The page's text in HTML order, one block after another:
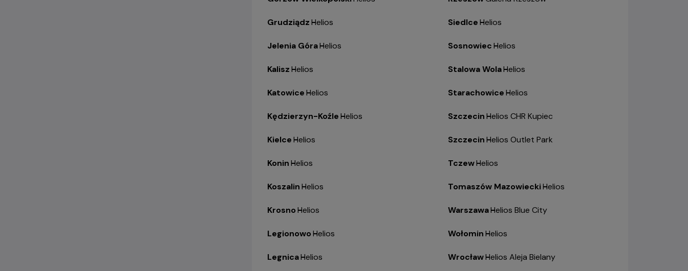
Grudziądz-
Helios
Jelenia Góra-
Helios
Kalisz-
Helios
Katowice-
Helios
Kędzierzyn-Koźle-
Helios
Kielce-
Helios
Konin-
Helios
Koszalin-
Helios
Krosno-
Helios
Legionowo-
Helios
Legnica-
Helios
Siedlce-
Helios
Sosnowiec-
Helios
Stalowa Wola-
Helios
Starachowice-
Helios
Szczecin-
Helios CHR Kupiec
Szczecin-
Helios Outlet Park
Tczew-
Helios
Tomaszów Mazowiecki-
Helios
Warszawa-
Helios Blue City
Wołomin-
Helios
Wrocław-
Helios Aleja Bielany